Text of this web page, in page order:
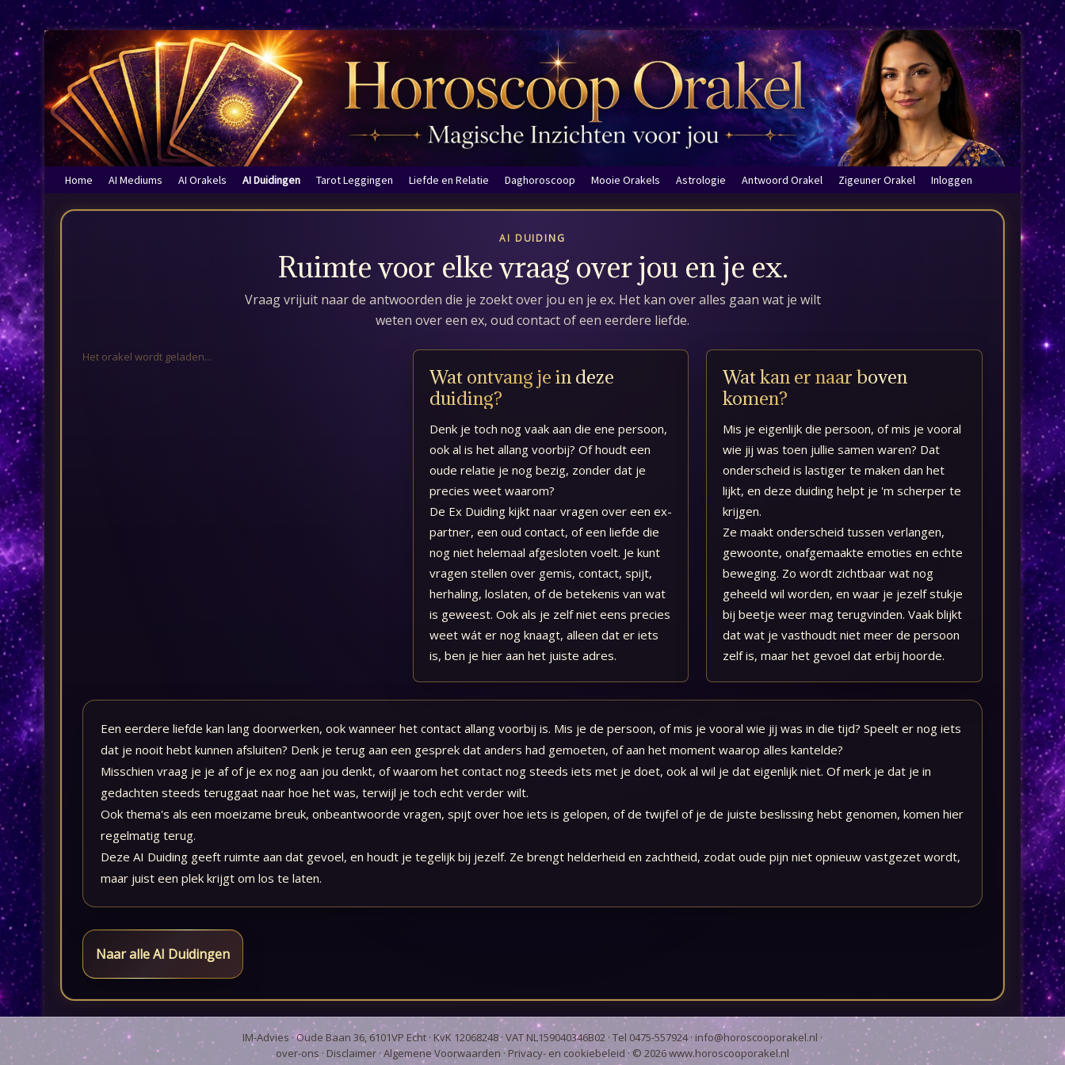
Home AI Mediums AI Orakels AI Duidingen Tarot Leggingen Liefde en Relatie Daghoroscoop Mooie Orakels Astrologie Antwoord Orakel Zigeuner Orakel Inloggen
AI DUIDING
Ruimte voor elke vraag over jou en je ex.
Vraag vrijuit naar de antwoorden die je zoekt over jou en je ex. Het kan over alles gaan wat je wilt
weten over een ex, oud contact of een eerdere liefde.
Het orakel wordt geladen...
Wat ontvang je in deze
duiding?
Denk je toch nog vaak aan die ene persoon,
ook al is het allang voorbij? Of houdt een
oude relatie je nog bezig, zonder dat je
precies weet waarom?
De Ex Duiding kijkt naar vragen over een ex-
partner, een oud contact, of een liefde die
nog niet helemaal afgesloten voelt. Je kunt
vragen stellen over gemis, contact, spijt,
herhaling, loslaten, of de betekenis van wat
is geweest. Ook als je zelf niet eens precies
weet wát er nog knaagt, alleen dat er iets
is, ben je hier aan het juiste adres.
Wat kan er naar boven
komen?
Mis je eigenlijk die persoon, of mis je vooral
wie jij was toen jullie samen waren? Dat
onderscheid is lastiger te maken dan het
lijkt, en deze duiding helpt je 'm scherper te
krijgen.
Ze maakt onderscheid tussen verlangen,
gewoonte, onafgemaakte emoties en echte
beweging. Zo wordt zichtbaar wat nog
geheeld wil worden, en waar je jezelf stukje
bij beetje weer mag terugvinden. Vaak blijkt
dat wat je vasthoudt niet meer de persoon
zelf is, maar het gevoel dat erbij hoorde.
Een eerdere liefde kan lang doorwerken, ook wanneer het contact allang voorbij is. Mis je de persoon, of mis je vooral wie jij was in die tijd? Speelt er nog iets
dat je nooit hebt kunnen afsluiten? Denk je terug aan een gesprek dat anders had gemoeten, of aan het moment waarop alles kantelde?
Misschien vraag je je af of je ex nog aan jou denkt, of waarom het contact nog steeds iets met je doet, ook al wil je dat eigenlijk niet. Of merk je dat je in
gedachten steeds teruggaat naar hoe het was, terwijl je toch echt verder wilt.
Ook thema's als een moeizame breuk, onbeantwoorde vragen, spijt over hoe iets is gelopen, of de twijfel of je de juiste beslissing hebt genomen, komen hier
regelmatig terug.
Deze AI Duiding geeft ruimte aan dat gevoel, en houdt je tegelijk bij jezelf. Ze brengt helderheid en zachtheid, zodat oude pijn niet opnieuw vastgezet wordt,
maar juist een plek krijgt om los te laten.
Naar alle AI Duidingen
IM-Advies · Oude Baan 36, 6101VP Echt · KvK 12068248 · VAT NL159040346B02 · Tel 0475-557924 · info@horoscooporakel.nl ·
over-ons · Disclaimer ·Algemene Voorwaarden ·Privacy- en cookiebeleid · © 2026www.horoscooporakel.nl